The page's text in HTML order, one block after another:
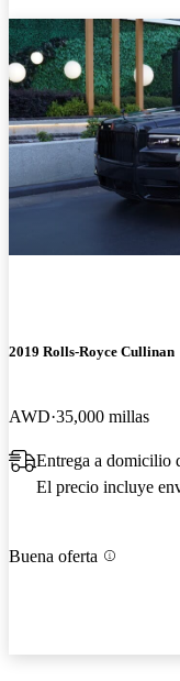
2019 Rolls-Royce Cullinan
AWD 35,000 millas
Entrega a domicilio
El precio incluye
Buena oferta